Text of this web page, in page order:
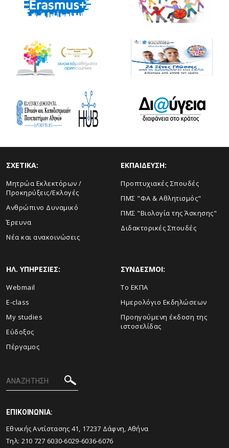
ΣΧΕΤΙΚΑ:
Μητρώα Εκλεκτόρων /
Προκηρύξεις/Εκλογές
Ανθρώπινο Δυναμικό
Έρευνα
Νέα και ανακοινώσεις
ΕΚΠΑΙΔΕΥΣΗ:
Προπτυχιακές Σπουδές
ΠΜΣ "ΦΑ & Αθλητισμός"
ΠΜΣ "Βιολογία της Άσκησης"
Διδακτορικές Σπουδές
ΗΛ. ΥΠΗΡΕΣΙΕΣ:
Webmail
E-class
My studies
Εύδοξος
Πέργαμος
ΣΥΝΔΕΣΜΟΙ:
Το ΕΚΠΑ
Ημερολόγιο Εκδηλώσεων
Προηγούμενη έκδοση της
ιστοσελίδας
ΕΠΙΚΟΙΝΩΝΙΑ:
Εθνικής Αντίστασης 41, 17237 Δάφνη, Αθήνα
Τηλ: 210 727 6030-6029-6036-6076